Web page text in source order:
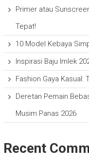
Primer atau
Tepat!
10 Model Kebaya
Inspirasi Baju Imlek
Fashion Gaya Kasual:
Deretan Pemain
Musim Panas 2026
Recent